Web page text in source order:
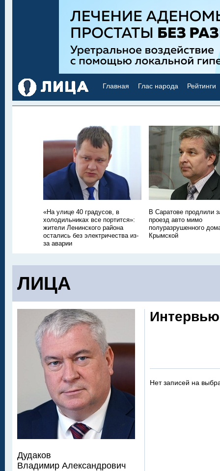
Главная Глас народа Рейтинги
«На улице 40 градусов, в
холодильниках все портится»:
жители Ленинского района
остались без электричества из-
за аварии
В Саратове продлили
проезд авто мимо
полуразрушенного
Крымской
ЛИЦА
Интервью
Нет записей на
Дудаков
Владимир Александрович